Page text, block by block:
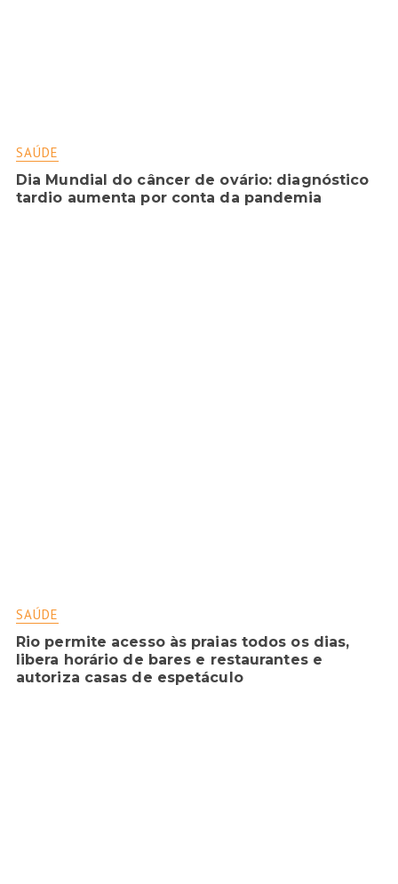
SAÚDE
Dia Mundial do câncer de ovário: diagnóstico
tardio aumenta por conta da pandemia
SAÚDE
Rio permite acesso às praias todos os dias,
libera horário de bares e restaurantes e
autoriza casas de espetáculo